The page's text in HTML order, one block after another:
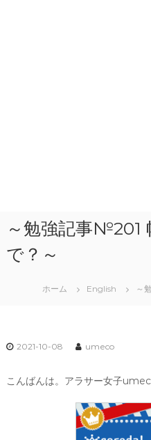
～勉強記事№201
で？～
ホーム English ～
2021-10-08 umeco
こんばんは。アラサー女子